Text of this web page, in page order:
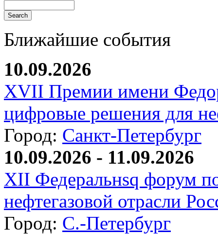
Ближайшие события
10.09.2026
XVII Премии имени
цифровые решения для
Город: Санкт-Петербург
10.09.2026 - 11.09.2026
XII Федеральнsq форум
нефтегазовой отрасли
Город: С.-Петербург